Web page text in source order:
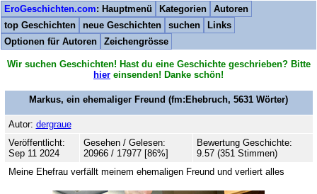
EroGeschichten.com: Hauptmenü Kategorien
Autoren
top Geschichten
neue Geschichten suchen
Links
Optionen für Autoren
Zeichengrösse
Wir suchen Geschichten! Hast du eine Geschichte geschrieben? Bitte
hier einsenden! Danke schön!
Markus, ein ehemaliger Freund (fm:Ehebruch, 5631 Wörter)
Autor: dergraue
Veröffentlicht:
Sep 11 2024
Gesehen / Gelesen:
20966 / 17977 [86%]
Bewertung Geschichte:
9.57 (351 Stimmen)
Meine Ehefrau verfällt meinem ehemaligen Freund und verliert alles